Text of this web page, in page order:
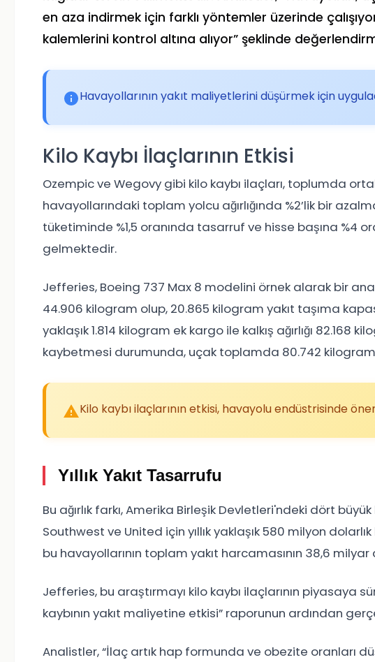
en aza indirmek için farklı yöntemler üzerinde
kalemlerini kontrol altına alıyor” şeklinde
Havayollarının yakıt maliyetlerini düşürmek için
Kilo Kaybı İlaçlarının Etkisi
Ozempic ve Wegovy gibi kilo kaybı ilaçları, toplumda
havayollarındaki toplam yolcu ağırlığında %2’lik bir
tüketiminde %1,5 oranında tasarruf ve hisse başına %4
gelmektedir.
Jefferies, Boeing 737 Max 8 modelini örnek alarak bir
44.906 kilogram olup, 20.865 kilogram yakıt taşıma
yaklaşık 1.814 kilogram ek kargo ile kalkış ağırlığı 82.168
kaybetmesi durumunda, uçak toplamda 80.742 kilogram
Kilo kaybı ilaçlarının etkisi, havayolu endüstrisinde
Yıllık Yakıt Tasarrufu
Bu ağırlık farkı, Amerika Birleşik Devletleri'ndeki dört
Southwest ve United için yıllık yaklaşık 580 milyon
bu havayollarının toplam yakıt harcamasının 38,6
Jefferies, bu araştırmayı kilo kaybı ilaçlarının piyasaya
kaybının yakıt maliyetine etkisi” raporunun ardından
Analistler, “İlaç artık hap formunda ve obezite oranları